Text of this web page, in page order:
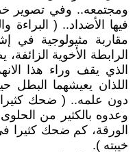
ومجتمعه.. وفي تصوير
فيها الأضداد.. ( البراءة
مقاربة مثيولوجية في
الرابطة الأخوية
الذي يقف وراء هذا
اللذان يعيشهما البطل
دون علمه.. ( ضحك
وعدوه بالكثير من
الورقة، كم ضحك كثيرا
خيبته ).